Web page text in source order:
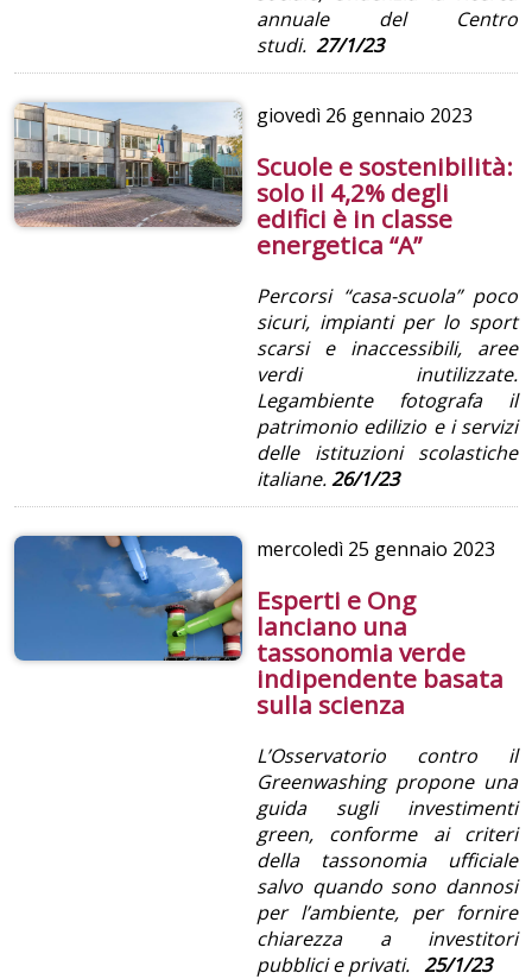
annuale del Centro
studi. 27/1/23
giovedì 26 gennaio 2023
Scuole e sostenibilità:
solo il 4,2% degli
edifici è in classe
energetica “A”
Percorsi “casa-scuola” poco
sicuri, impianti per lo sport
scarsi e inaccessibili, aree
verdi inutilizzate.
Legambiente fotografa il
patrimonio edilizio e i servizi
delle istituzioni scolastiche
italiane.26/1/23
mercoledì 25 gennaio 2023
Esperti e Ong
lanciano una
tassonomia verde
indipendente basata
sulla scienza
L’Osservatorio contro il
Greenwashing propone una
guida sugli investimenti
green, conforme ai criteri
della tassonomia ufficiale
salvo quando sono dannosi
per l’ambiente, per fornire
chiarezza a investitori
pubblici e privati. 25/1/23